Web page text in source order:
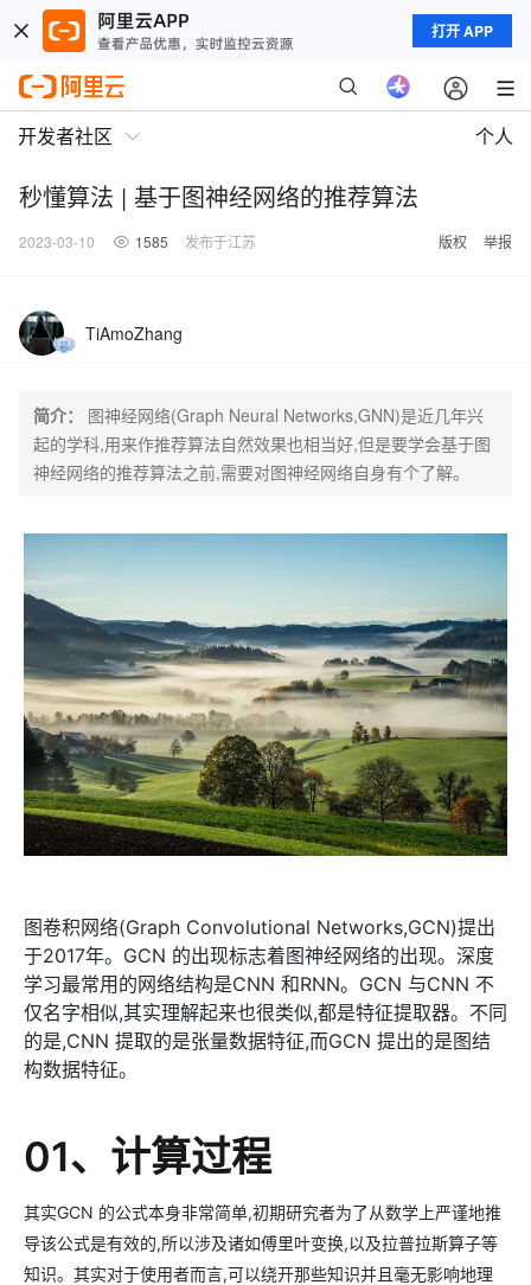
打开 APP
开发者社区 个人
秒懂算法 | 基于图神经网络的推荐算法
2023-03-10 1585 发布于江苏 版权 举报
TiAmoZhang
简介：
图神经网络(Graph Neural Networks,GNN)是近几年兴
起的学科,用来作推荐算法自然效果也相当好,但是要学会基于图
神经网络的推荐算法之前,需要对图神经网络自身有个了解。
图卷积网络(Graph Convolutional Networks,GCN)提出
于2017年。GCN 的出现标志着图神经网络的出现。深度
学习最常用的网络结构是CNN 和RNN。GCN 与CNN 不
仅名字相似,其实理解起来也很类似,都是特征提取器。不同
的是,CNN 提取的是张量数据特征,而GCN 提出的是图结
构数据特征。
01、计算过程
其实GCN 的公式本身非常简单,初期研究者为了从数学上严谨地推
导该公式是有效的,所以涉及诸如傅里叶变换,以及拉普拉斯算子等
知识。其实对于使用者而言,可以绕开那些知识并且毫无影响地理